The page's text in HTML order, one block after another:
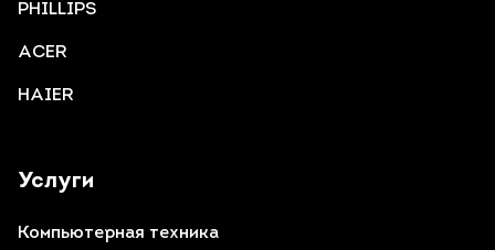
Услуги
Компьютерная техника
PHILLIPS
ACER
HAIER